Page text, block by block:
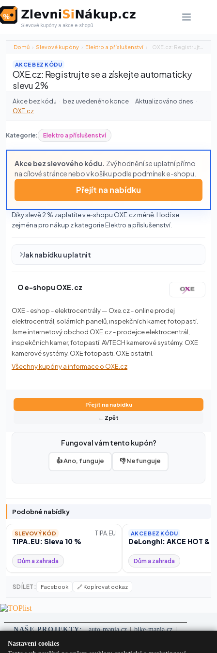
to
content
Nastavení cookies
Domů › Slevové kupóny › Elektro a příslušenství › OXE.cz: Registrujte se a získejte automaticky…
AKCE BEZ KÓDU
OXE.cz: Registrujte se a získejte automaticky
slevu 2%
Akce bez kódu · bez uvedeného konce · Aktualizováno dnes ·
OXE.cz
Kategorie: Elektro a příslušenství
Akce bez slevového kódu. Zvýhodnění se uplatní přímo
na cílové stránce nebo v košíku podle podmínek e-shopu.
Přejít na nabídku
Díky slevě 2 % zaplatíte v e‑shopu OXE.cz méně. Hodí se
zejména pro nákup z kategorie Elektro a příslušenství.
Jak nabídku uplatnit
O e-shopu OXE.cz
OXE - eshop - elektrocentrály — Oxe.cz - online prodej
elektrocentrál, solárních panelů, inspekčních kamer, fotopastí.
Jsme internetový obchod OXE.cz - prodejce elektrocentrál,
inspekčních kamer, fotopastí. AVTECH kamerové systémy. OXE
kamerové systémy. OXE fotopasti. OXE ostatní.
Všechny kupóny a informace o OXE.cz
Přejít na nabídku
← Zpět
Fungoval vám tento kupón?
👍 Ano, funguje 👎 Nefunguje
Podobné nabídky
SLEVOVÝ KÓD TIPA.EU
TIPA.EU: Sleva 10 %
Dům a zahrada
AKCE BEZ KÓDU
DeLonghi: AKCE HOT &
Dům a zahrada
SDÍLET: Facebook 🔗 Kopírovat odkaz
NAŠE PROJEKTY: auto-mania.cz | bike-mania.cz |
MANGAZINE.cz